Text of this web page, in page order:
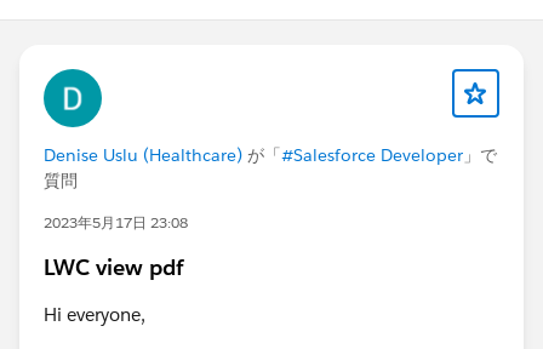
Denise Uslu (Healthcare) が「#Salesforce Developer 」で
質問
2023年5月17日 23:08
LWC view pdf
Hi everyone,